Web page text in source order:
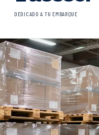
DEDICADO A TU EMBARQUE